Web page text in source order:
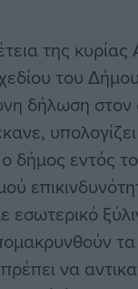
της
του
δήλωση
δήμος εντός
εσωτερικό
να